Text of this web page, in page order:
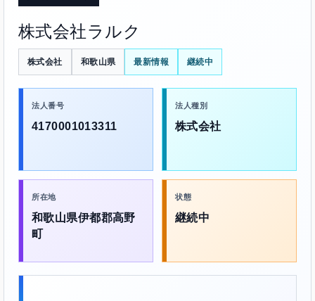
株式会社ラルク
株式会社 和歌山県 最新情報 継続中
法人番号
4170001013311
法人種別
株式会社
所在地
和歌山県伊都郡高野
町
状態
継続中